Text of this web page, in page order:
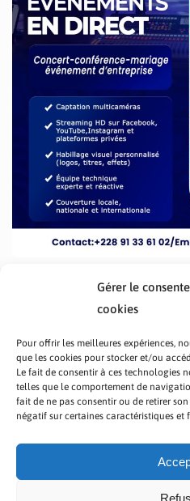
Gérer le
cookies
Pour offrir les meilleures expériences,
que les cookies pour stocker et/ou
Le fait de consentir à ces technologies
telles que le comportement de
fait de ne pas consentir ou de retirer
négatif sur certaines caractéristiques et
PRÉSENTATION